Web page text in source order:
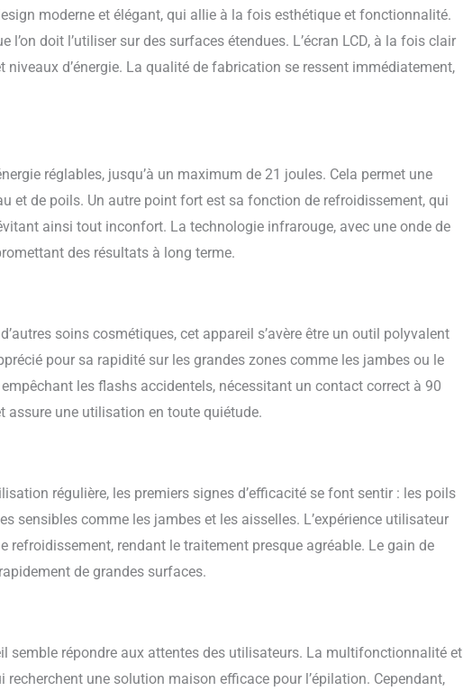
que lorsqu’il est correctement positionné, assurant une utilisation
pour une utilisation prolongée à domicile, sans besoin de remplacer des
économique sur le long terme Conseils d’utilisation : Convient aux
moderne et élégant, qui allie à la fois esthétique et fonctionnalité.
doit l’utiliser sur des surfaces étendues. L’écran LCD, à la fois clair
d’énergie. La qualité de fabrication se ressent immédiatement,
réglables, jusqu’à un maximum de 21 joules. Cela permet une
et de poils. Un autre point fort est sa fonction de refroidissement, qui
ainsi tout inconfort. La technologie infrarouge, avec une onde de
des résultats à long terme.
soins cosmétiques, cet appareil s’avère être un outil polyvalent
pour sa rapidité sur les grandes zones comme les jambes ou le
les flashs accidentels, nécessitant un contact correct à 90
assure une utilisation en toute quiétude.
régulière, les premiers signes d’efficacité se font sentir : les poils
sensibles comme les jambes et les aisselles. L’expérience utilisateur
rendant le traitement presque agréable. Le gain de
de grandes surfaces.
semble répondre aux attentes des utilisateurs. La multifonctionnalité et
une solution maison efficace pour l’épilation. Cependant,